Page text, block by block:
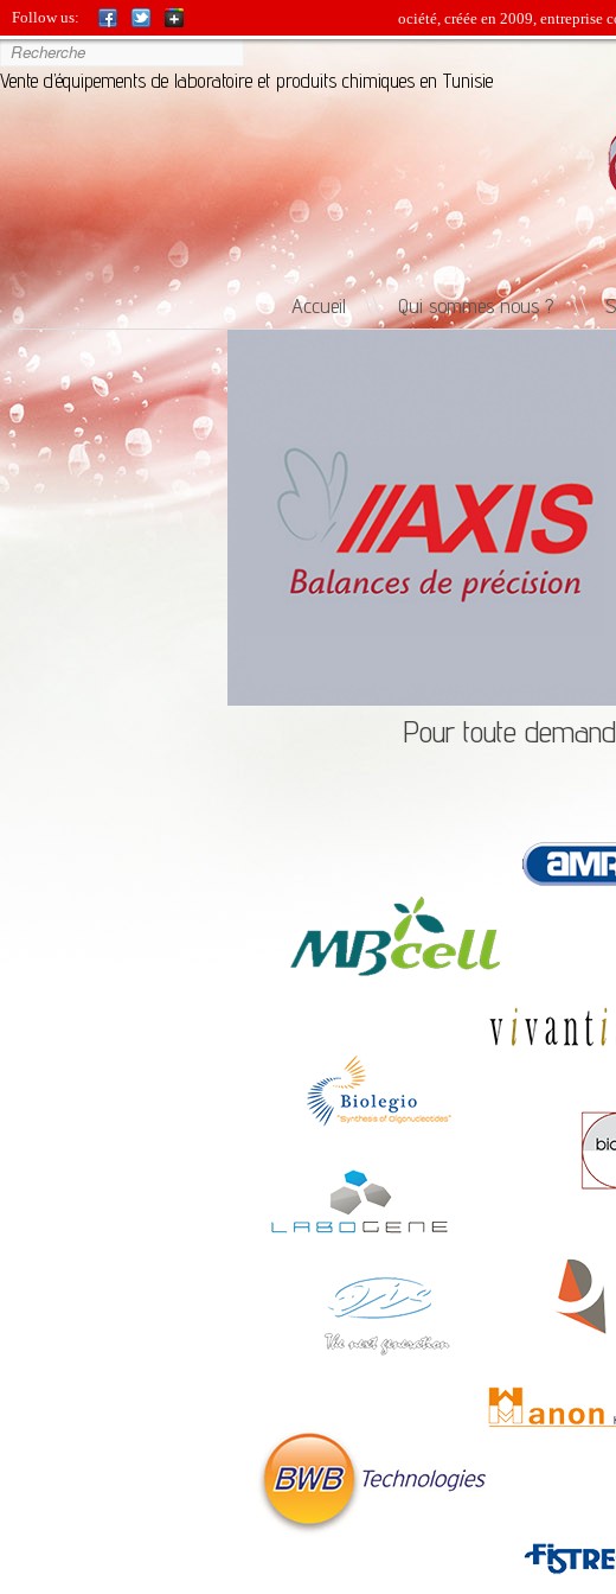
Follow us: BIO-SOURCE est une jeune société, créée en 2009, entreprise
Vente d’équipements de laboratoire et produits chimiques en Tunisie
Accueil \\ Qui sommes nous ? \\
Pour toute